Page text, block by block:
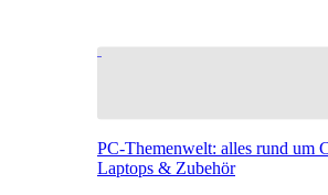
PC-Themenwelt: alles rund um
Laptops & Zubehör